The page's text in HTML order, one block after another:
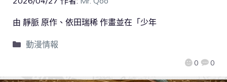
0 0
由 靜脈 原作、依田瑞稀 作畫並在「少年
動漫情報